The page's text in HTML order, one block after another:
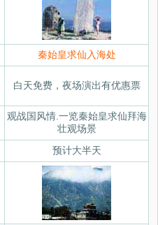
秦始皇求仙入海处
白天免费，夜场演出有优惠票
观战国风情.一览秦始皇求仙拜海
壮观场景
预计大半天